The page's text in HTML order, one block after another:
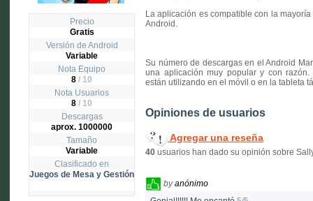
Precio
Gratis
Versión de Android
Variable
Nota Equipo
8 / 10
Nota Usuarios
8 / 10
Descargas
aprox. 1000000
Tamaño
Variable
Clasificado en
Juegos de Mesa y Gestión
La aplicación es compatible con la
Android.
Su número de descargas en el Android
una aplicación muy popular y con
están utilizando en el móvil o en la tableta
Opiniones de usuarios
Agregar una reseña
40 usuarios han dado su opinión sobre
byanónimo